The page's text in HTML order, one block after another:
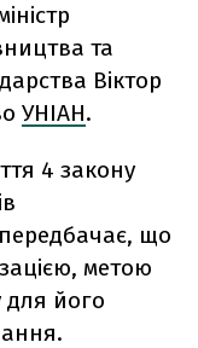
та
Віктор
УНІАН.
4 закону
що
метою
для його